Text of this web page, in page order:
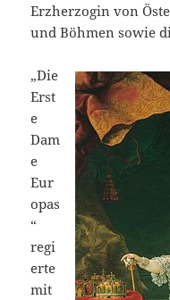
Erzherzogin von
und Böhmen sowie
„Die
Erst
e
Dam
e
Eur
opas
“
regi
erte
mit